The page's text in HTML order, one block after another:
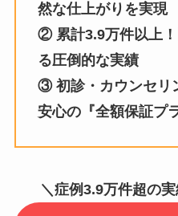
然な仕上がりを実現
② 累計3.9万件以上
る圧倒的な実績
③ 初診・カウンセリ
安心の『全額保証プ
＼症例3.9万件超の